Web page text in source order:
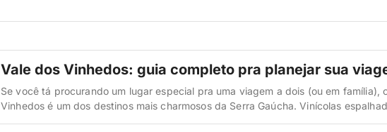
famosas […]
Vale dos Vinhedos: guia completo pra planejar sua
Se você tá procurando um lugar especial pra uma viagem a dois (ou em família),
Vinhedos é um dos destinos mais charmosos da Serra Gaúcha. Vinícolas
colinas, gastronomia italiana de respeito e aquele clima de interior que a gente